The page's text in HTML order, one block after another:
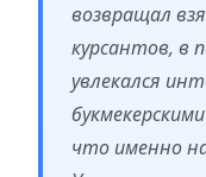
возвращал
курсантов, в
увлекался
что именно